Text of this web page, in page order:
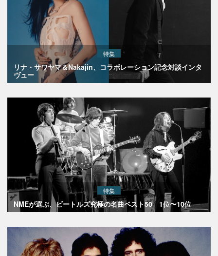
特集
リナ・サワヤマ＆Nakajin、コラボレーション記念対談インタ
ヴュー
特集
NMEが選ぶ、ビートルズ究極の名曲ベスト50 1位〜10位